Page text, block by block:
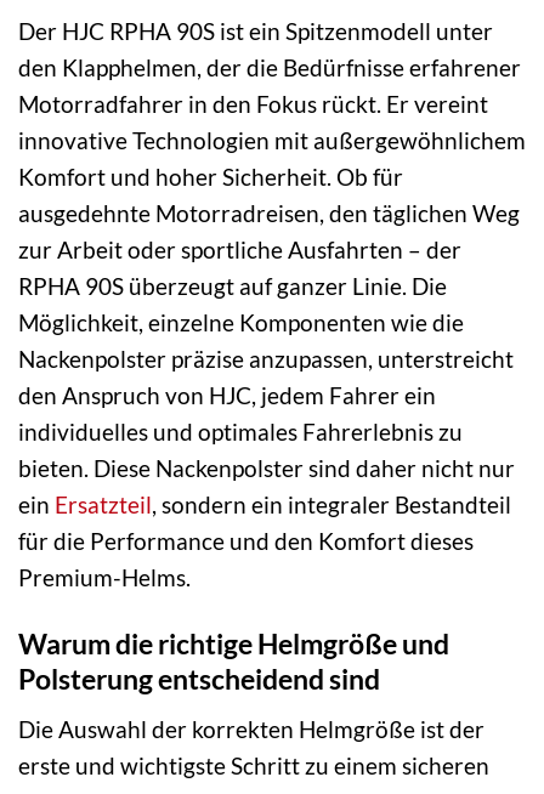
Der HJC RPHA 90S ist ein Spitzenmodell unter
den Klapphelmen, der die Bedürfnisse erfahrener
Motorradfahrer in den Fokus rückt. Er vereint
innovative Technologien mit außergewöhnlichem
Komfort und hoher Sicherheit. Ob für
ausgedehnte Motorradreisen, den täglichen Weg
zur Arbeit oder sportliche Ausfahrten – der
RPHA 90S überzeugt auf ganzer Linie. Die
Möglichkeit, einzelne Komponenten wie die
Nackenpolster präzise anzupassen, unterstreicht
den Anspruch von HJC, jedem Fahrer ein
individuelles und optimales Fahrerlebnis zu
bieten. Diese Nackenpolster sind daher nicht nur
ein Ersatzteil, sondern ein integraler Bestandteil
für die Performance und den Komfort dieses
Premium-Helms.
Warum die richtige Helmgröße und
Polsterung entscheidend sind
Die Auswahl der korrekten Helmgröße ist der
erste und wichtigste Schritt zu einem sicheren